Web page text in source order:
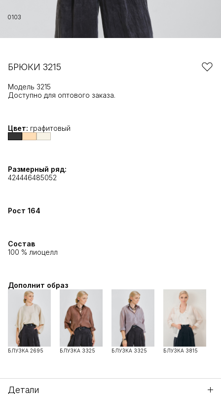
0103
БРЮКИ 3215
Модель 3215
Доступно для оптового заказа.
Цвет: графитовый
Размерный ряд:
424446485052
Рост 164
Состав
100 % лиоцелл
Дополнит образ
БЛУЗКА 2695 БЛУЗКА 3325 БЛУЗКА 3325 БЛУЗКА 3815
Детали